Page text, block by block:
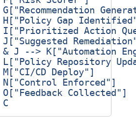
G["Recommendation
H["Policy Gap
I["Prioritized Action
J["Suggested
& J --> K["Automation
L["Policy Repository
CD Deploy"]
Enforced"]
Collected"]